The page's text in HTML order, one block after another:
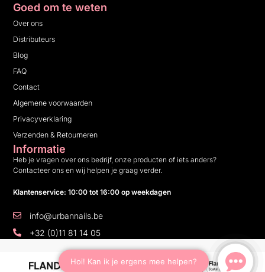
Goed om te weten
Over ons
Distributeurs
Blog
FAQ
Contact
Algemene voorwaarden
Privacyverklaring
Verzenden & Retourneren
Informatie
Heb je vragen over ons bedrijf, onze producten of iets anders?
Contacteer ons en wij helpen je graag verder.
Klantenservice: 10:00 tot 16:00 op weekdagen
info@urbannails.be
+32 (0)11 81 14 05